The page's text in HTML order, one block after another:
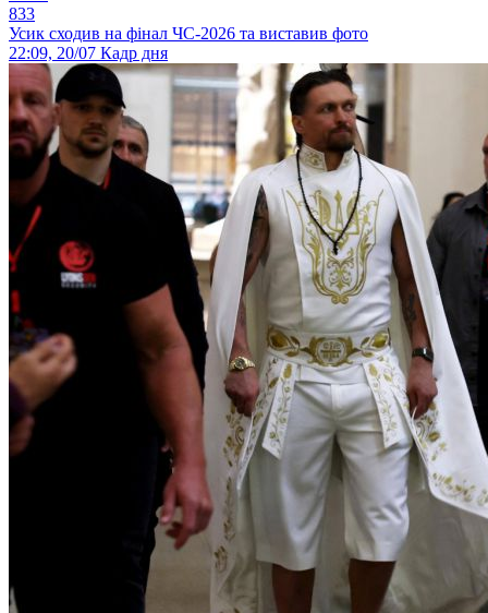
833
Усик сходив на фінал ЧС-2026 та виставив фото
22:09, 20/07 Кадр дня